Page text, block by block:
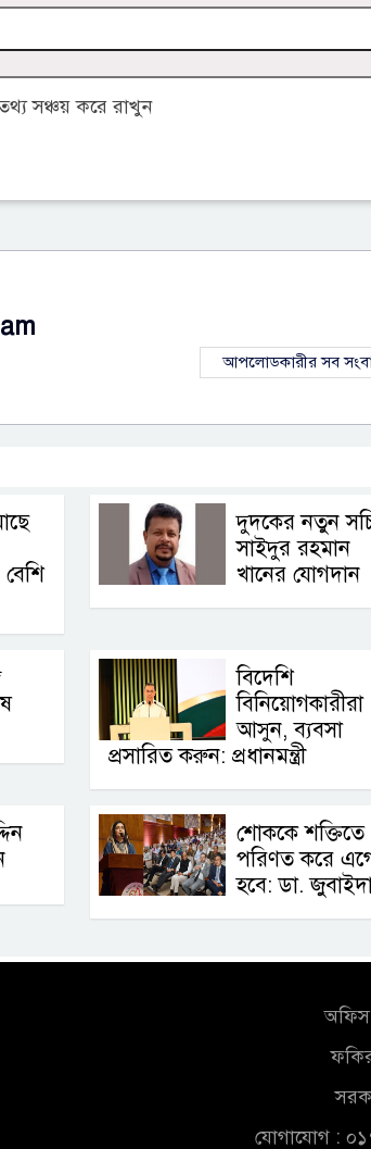
সঞ্চয় করে রাখুন
আপলোডকারীর সব
বেশি
দুদকের নতুন
সাইদুর রহমান
খানের যোগদান
বিদেশি
বিনিয়োগকারীরা
আসুন, ব্যবসা
প্রসারিত করুন: প্রধানমন্ত্রী
শোককে শক্তিতে
পরিণত করে
হবে: ডা.
যোগাযোগ :